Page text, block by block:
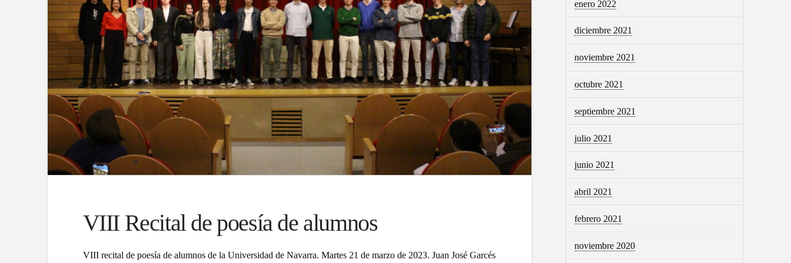
VIII Recital de poesía de alumnos
VIII recital de poesía de alumnos de la Universidad de Navarra. Martes 21 de marzo de 2023. Juan José Garcés
enero 2022
diciembre 2021
noviembre 2021
octubre 2021
septiembre 2021
julio 2021
junio 2021
abril 2021
febrero 2021
noviembre 2020